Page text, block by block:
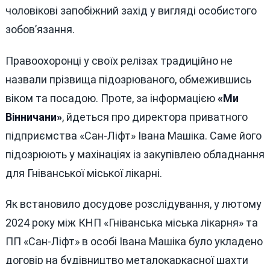
чоловікові запобіжний захід у вигляді особистого
зобов’язання.
Правоохоронці у своїх релізах традиційно не
назвали прізвища підозрюваного, обмежившись
віком та посадою. Проте, за інформацією«Ми
Вінничани», йдеться про директора приватного
підприємства «Сан-Ліфт» Івана Машіка. Саме його
підозрюють у махінаціях із закупівлею обладнання
для Гніванської міської лікарні.
Як встановило досудове розслідування, у лютому
2024 року між КНП «Гніванська міська лікарня» та
ПП «Сан-Ліфт» в особі Івана Машіка було укладено
договір на будівництво металокаркасної шахти